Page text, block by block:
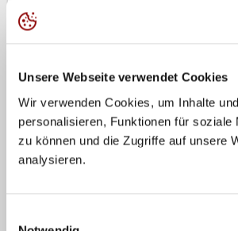
Unsere Webseite verwendet Cookies
Wir verwenden Cookies, um Inhalte
personalisieren, Funktionen für soziale
zu können und die Zugriffe auf unsere
analysieren.
neben einer Leistungssportkarriere
Gymnasium, befindet sich im ersten
Profikarriere. „Die Fortschritte, die ich
gemacht habe, geben mir nochmal
weiter daran zu arbeiten”, sagt sie.
Ausbildung in den USA am College in